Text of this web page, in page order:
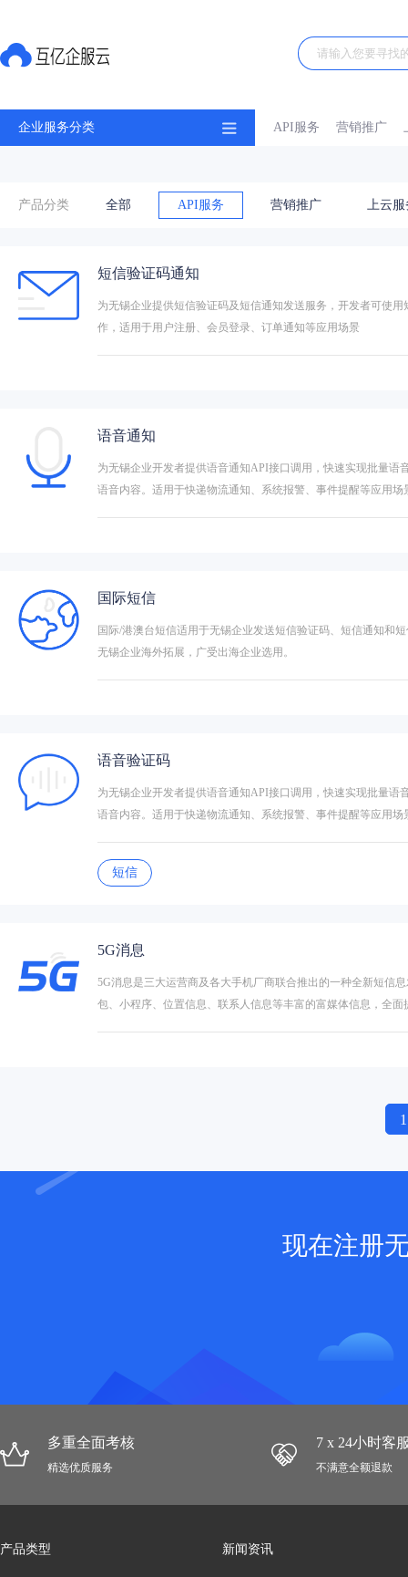
企业服务分类 API服务 营销推广
产品分类 全部 API服务 营销推广 上云服
短信验证码通知
为无锡企业提供短信验证码及短信通知发送服务，开发者可使
作，适用于用户注册、会员登录、订单通知等应用场景
语音通知
为无锡企业开发者提供语音通知API接口调用，快速实现批量
语音内容。适用于快递物流通知、系统报警、事件提醒等应用场
国际短信
国际/港澳台短信适用于无锡企业发送短信验证码、短信通知和
无锡企业海外拓展，广受出海企业选用。
语音验证码
为无锡企业开发者提供语音通知API接口调用，快速实现批量
语音内容。适用于快递物流通知、系统报警、事件提醒等应用场
短信
5G消息
5G消息是三大运营商及各大手机厂商联合推出的一种全新短信
包、小程序、位置信息、联系人信息等丰富的富媒体信息，全
1
现在注册
多重全面考核
精选优质服务
7 x 24小时客
不满意全额退款
产品类型 新闻资讯